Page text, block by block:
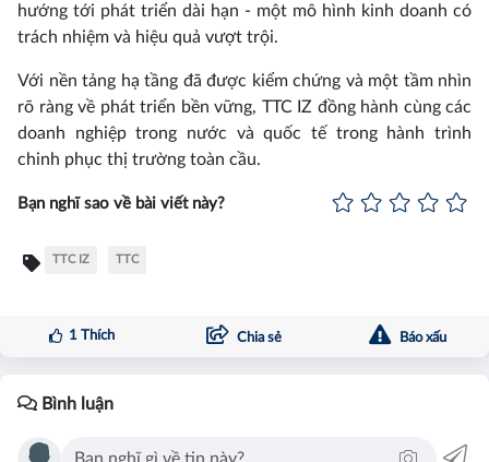
hướng tới phát triển dài hạn - một mô hình kinh doanh có
trách nhiệm và hiệu quả vượt trội.
Với nền tảng hạ tầng đã được kiểm chứng và một tầm nhìn
rõ ràng về phát triển bền vững, TTC IZ đồng hành cùng các
doanh nghiệp trong nước và quốc tế trong hành trình
chinh phục thị trường toàn cầu.
Bạn nghĩ sao về bài viết này?
TTC IZ TTC
1Thích Chia sẻ Báo xấu
Bình luận